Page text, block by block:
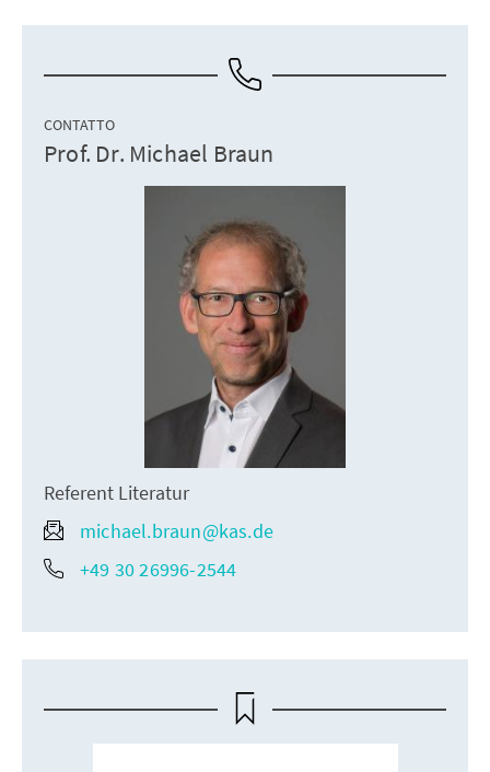
CONTATTO
Prof. Dr. Michael Braun
Referent Literatur
michael.braun@kas.de
+49 30 26996-2544